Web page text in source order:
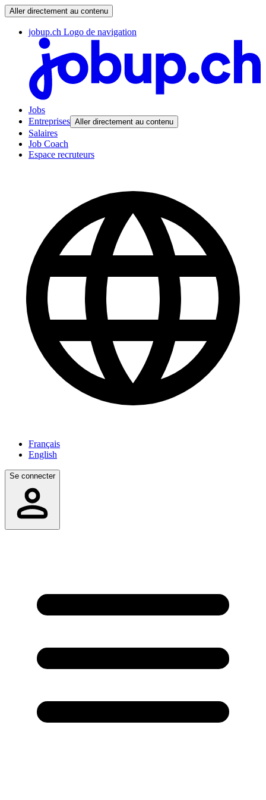
Aller directement au contenu
jobup.ch Logo de navigation
Jobs
Entreprises Aller directement au contenu
Salaires
Job Coach
Espace recruteurs
Français
English
Se connecter